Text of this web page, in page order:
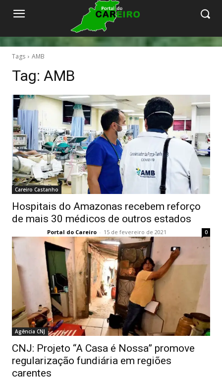
Tags AMB
Tag: AMB
Careiro Castanho
Hospitais do Amazonas recebem reforço
de mais 30 médicos de outros estados
Portal do Careiro - 15 de fevereiro de 2021 0
Agência CNJ
CNJ: Projeto “A Casa é Nossa” promove
regularização fundiária em regiões
carentes